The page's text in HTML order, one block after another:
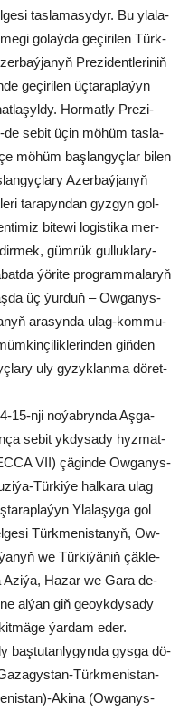
tas­la­ma­sy­dyr. Bu yla­la­
go­laý­da ge­çi­ri­len Türk­
Pre­zi­dent­le­ri­niň
ge­çi­ri­len üç­ta­rap­la­ýyn
Hor­mat­ly Prezi­
de se­bit üçin mö­hüm tas­la­
mö­hüm baş­lan­gyç­lar bi­len
Azer­baý­ja­nyň
ta­ra­pyn­dan gyz­gyn gol­
bi­te­wi lo­gi­sti­ka mer­
güm­rük gul­luk­la­ry­
ýö­ri­te prog­ram­ma­la­ryň
üç ýur­duň – Ow­ga­nys­
ara­syn­da ulag-kom­mu­
giň­den
uly gy­zyk­lan­ma dö­ret­
15-nji no­ýab­ryn­da Aş­ga­
se­bit yk­dy­sa­dy hyz­mat­
VII) çä­gin­de Ow­ga­nys­
Tür­ki­ýe hal­ka­ra ulag
Yla­la­şy­ga gol
Türk­me­nis­ta­nyň, Ow­
we Tür­ki­ýä­niň çäk­le­
Azi­ýa, Ha­zar we Ga­ra de­
al­ýan giň geoyk­dy­sa­dy
ýar­dam eder.
baş­tu­tan­ly­gyn­da gys­ga dö­
Türk­me­nis­tan-
Aki­na (Ow­ga­nys­